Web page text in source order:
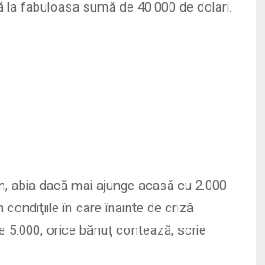
fabuloasa sumă de 40.000 de dolari.
abia dacă mai ajunge acasă cu 2.000
condiţiile în care înainte de criză
5.000, orice bănuţ contează, scrie